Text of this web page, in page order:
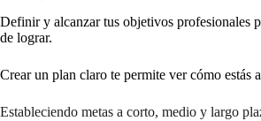
Definir y alcanzar tus objetivos profesionales
de lograr.
Crear un plan claro te permite ver cómo estás
Estableciendo metas a corto, medio y largo